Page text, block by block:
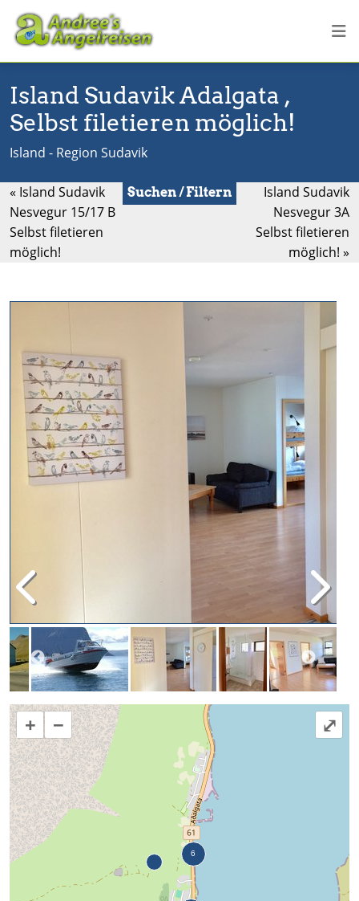
Island Sudavik Adalgata ,
Selbst filetieren möglich!
Island - Region Sudavik
« Island Sudavik
Nesvegur 15/17 B
Selbst filetieren
möglich!
Suchen / Filtern
Island Sudavik
Nesvegur 3A
Selbst filetieren
möglich! »
⤢
+ −